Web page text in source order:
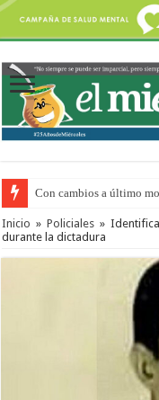
Con cambios a último
Inicio » Policiales »
durante la dictadura